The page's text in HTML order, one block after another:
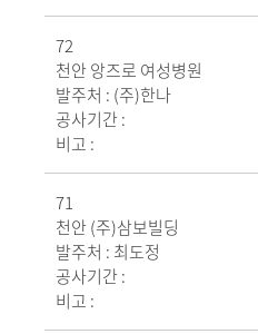
72
천안 앙즈로 여성병원
발주처 : (주)한나
공사기간 :
비고 :
71
천안 (주)삼보빌딩
발주처 : 최도정
공사기간 :
비고 :